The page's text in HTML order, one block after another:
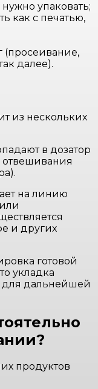
упаковать;
как с печатью,
(просеивание,
далее).
из нескольких
в дозатор
на линию
и других
готовой
укладка
для дальнейшей
продуктов